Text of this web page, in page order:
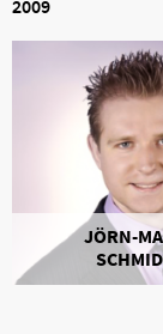
2009
JÖRN-